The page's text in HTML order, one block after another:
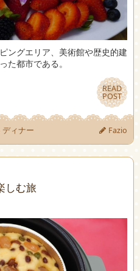
ングエリア、美術館や歴史的建
た都市である。
READ
POST
READ
POST
ディナー Fazio
しむ旅